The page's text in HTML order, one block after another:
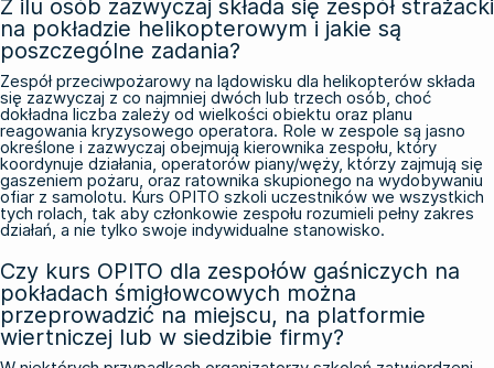
Z ilu osób zazwyczaj składa się zespół strażacki
na pokładzie helikopterowym i jakie są
poszczególne zadania?
Zespół przeciwpożarowy na lądowisku dla helikopterów składa
się zazwyczaj z co najmniej dwóch lub trzech osób, choć
dokładna liczba zależy od wielkości obiektu oraz planu
reagowania kryzysowego operatora. Role w zespole są jasno
określone i zazwyczaj obejmują kierownika zespołu, który
koordynuje działania, operatorów piany/węży, którzy zajmują się
gaszeniem pożaru, oraz ratownika skupionego na wydobywaniu
ofiar z samolotu. Kurs OPITO szkoli uczestników we wszystkich
tych rolach, tak aby członkowie zespołu rozumieli pełny zakres
działań, a nie tylko swoje indywidualne stanowisko.
Czy kurs OPITO dla zespołów gaśniczych na
pokładach śmigłowcowych można
przeprowadzić na miejscu, na platformie
wiertniczej lub w siedzibie firmy?